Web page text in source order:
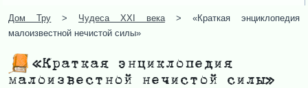
Дом Тру > Чудеса XXI века> «Краткая энциклопедия
малоизвестной нечистой силы»
«Краткая энциклопедия
малоизвестной нечистой силы»